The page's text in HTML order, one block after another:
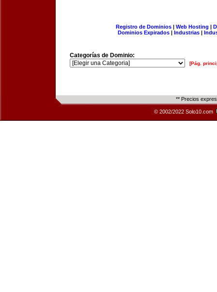
Registro de Dominios| Web Hosting |
Dominios Expirados | Industrias |
Categorías de Dominio:
[Pág.
** Precios
© 2002/2022 Solo10.com